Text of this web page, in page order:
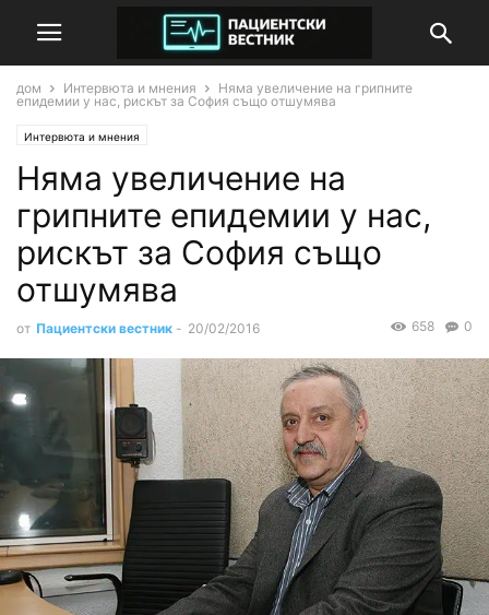
дом Интервюта и мнения
Няма увеличение на грипните
епидемии у нас, рискът за София също отшумява
Интервюта и мнения
Няма увеличение на
грипните епидемии у нас,
рискът за София също
отшумява
от Пациентски вестник - 20/02/2016 0
658